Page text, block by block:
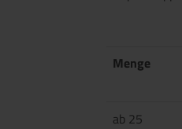
Menge
ab 25